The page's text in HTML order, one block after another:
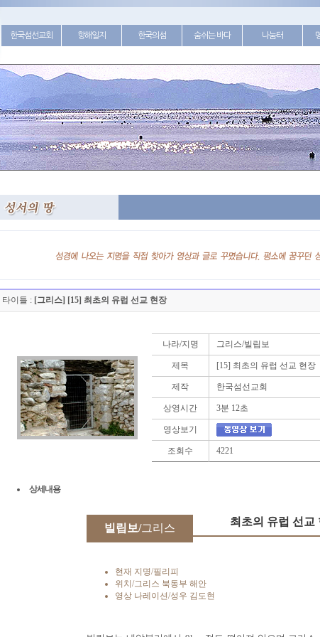
한국섬선교회 항해일지 한국의섬 숨쉬는 바다 나눔터
타이틀 : [그리스] [15] 최초의 유럽 선교 현장
나라/지명 그리스/빌립보
제목 [15] 최초의 유럽 선교 현장
제작 한국섬선교회
상영시간 3분 12초
영상보기
조회수 4221
상세내용
빌립보/그리스
최초의 유럽 선교
현재 지명/필리피
위치/그리스 북동부 해안
영상 나레이션/성우 김도현